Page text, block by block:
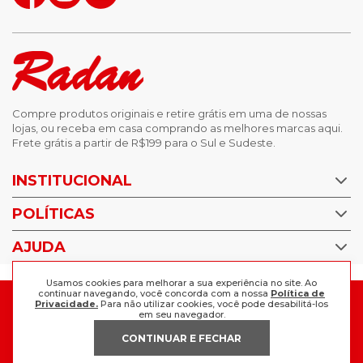
Usamos cookies para melhorar a sua experiência no site. Ao
continuar navegando, você concorda com a nossa Política de
Privacidade. Para não utilizar cookies, você pode desabilitá-los
em seu navegador.
CONTINUAR E FECHAR
Compre produtos originais e retire grátis em uma de nossas
lojas, ou receba em casa comprando as melhores marcas aqui.
Frete grátis a partir de R$199 para o Sul e Sudeste.
INSTITUCIONAL
Nossas Lojas
Trabalhe Conosco
POLÍTICAS
Política de Privacidade
Política de pagamento
AJUDA
Perguntas Frequentes
Fale Conosco
FORMAS DE PAGAMENTO